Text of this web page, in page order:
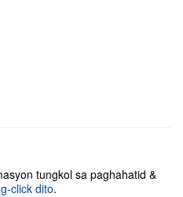
tungkol sa paghahatid &
click dito.